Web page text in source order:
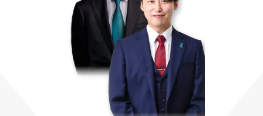
営業改善特化の動画制作『動画でカリトルくん』
定額LINE運用代行『LINEマキトルくん』
1本無料で記事を制作『SEOトライアル』
定額制LP制作・改善『最強LP』
採用YouTubeチャンネル構築『トリトル』
YouTubeディレクター
会社概要・役員紹介
ミッション・ビジョン・バリュー
代表メッセージ（岩野圭佑）